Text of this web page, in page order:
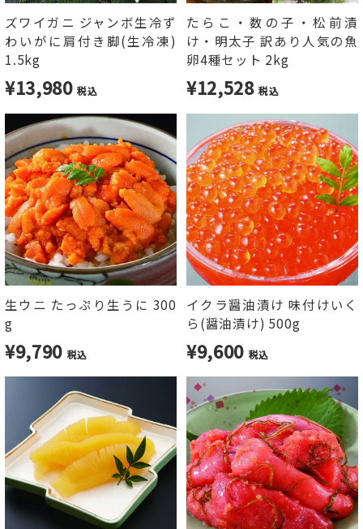
ズワイガニ ジャンボ生冷ず
わいがに肩付き脚(生冷凍)
1.5kg
¥13,980税込
たらこ・数の子・松前漬
け・明太子 訳あり人気の魚
卵4種セット 2kg
¥12,528税込
生ウニ たっぷり生うに 300
g
¥9,790 税込
イクラ醤油漬け 味付けいく
ら(醤油漬け) 500g
¥9,600 税込